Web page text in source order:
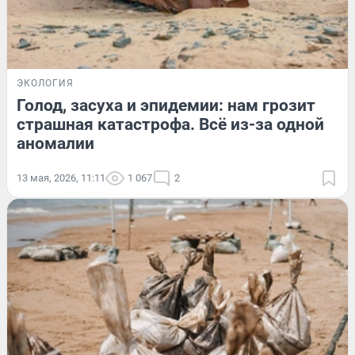
ЭКОЛОГИЯ
Голод, засуха и эпидемии: нам грозит
страшная катастрофа. Всё из-за одной
аномалии
13 мая, 2026, 11:11 1 067 2